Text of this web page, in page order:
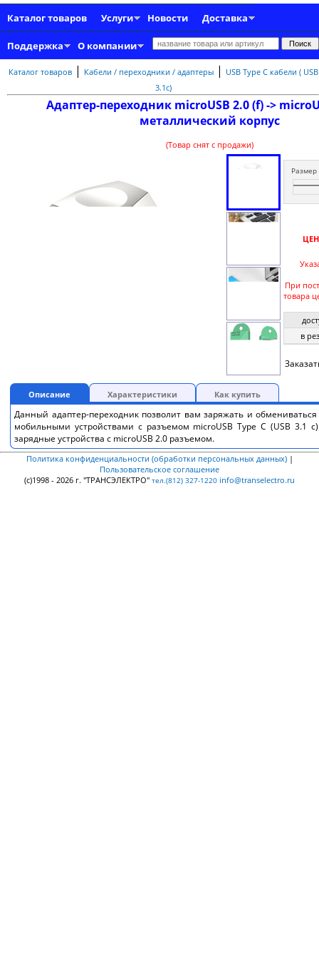
Каталог товаров Услуги Новости Доставка
Поддержка О компании
Каталог товаров| Кабели / переходники / адаптеры| USB Type C кабели ( USB
3.1c)
Адаптер-переходник microUSB 2.0 (f) ->
металлический корпус
(Товар снят с продажи)
При
товара
в
Описание Характеристики Как купить
Данный адаптер-переходник позволит вам заряжать и
мобильными устройствами с разъемом microUSB Type C (USB 3.1
зарядные устройства с microUSB 2.0 разъемом.
Политика конфиденциальности (обработки персональных данных) |
Пользовательское соглашение
(c)1998 - 2026 г. "ТРАНСЭЛЕКТРО" тел.(812) 327-1220 info@transelectro.ru